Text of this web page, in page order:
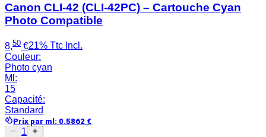
Canon CLI-42 (CLI-42PC) – Cartouche Cyan
Photo Compatible
8,50 €21% Ttc Incl.
Couleur:
Photo cyan
Ml :
15
Capacité:
Standard
Prix par ml: 0.5862 €
1